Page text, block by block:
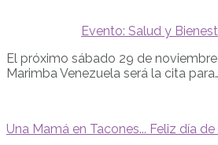
Evento: Salud y
El próximo sábado 29 de
Marimba Venezuela será la cita
Una Mamá en Tacones... Feliz día